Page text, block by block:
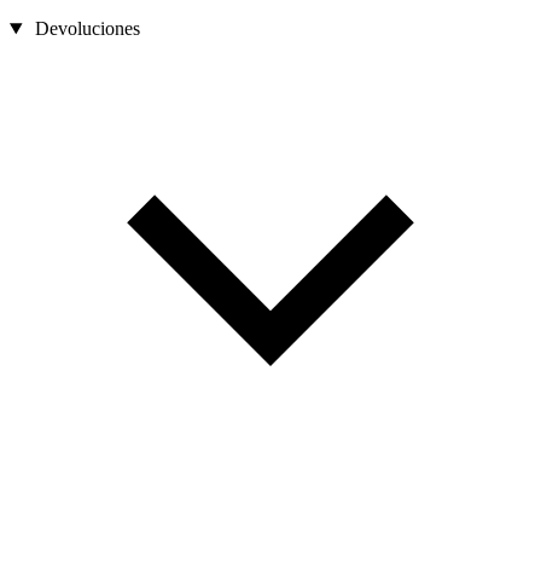
Devoluciones